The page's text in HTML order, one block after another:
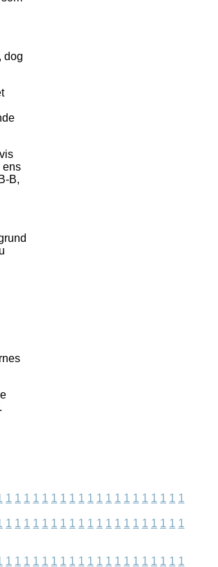
dog
ens
B,
1 1 1 1 1 1 1 1 1 1 1 1 1 1 1 1 1 1 1 1
1 1 1 1 1 1 1 1 1 1 1 1 1 1 1 1 1 1 1 1
1 1 1 1 1 1 1 1 1 1 1 1 1 1 1 1 1 1 1 1